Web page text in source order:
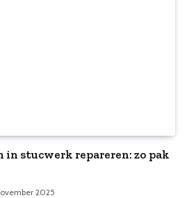
in stucwerk repareren: zo pak
2025